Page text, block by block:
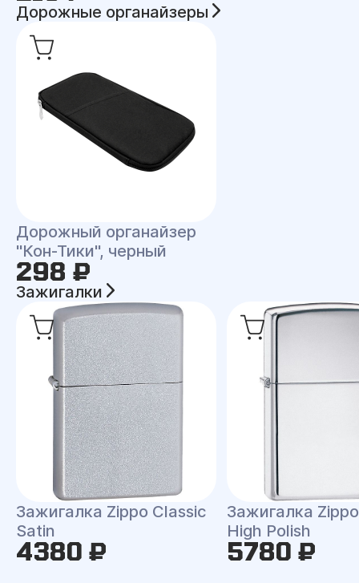
Дорожные органайзеры
Дорожный органайзер
"Кон-Тики", черный
298 ₽
Зажигалки
Зажигалка Zippo Classic
Satin
4380 ₽
Зажигалка
High Polish
5780 ₽